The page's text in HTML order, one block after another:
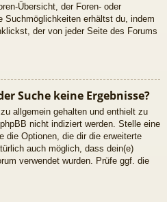
Übersicht, der Foren- oder
Suchmöglichkeiten erhältst du, indem
der von jeder Seite des Forums
Suche keine Ergebnisse?
allgemein gehalten und enthielt zu
nicht indiziert werden. Stelle eine
die Optionen, die dir die erweiterte
auch möglich, dass dein(e)
verwendet wurden. Prüfe ggf. die